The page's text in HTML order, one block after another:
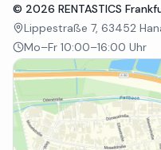
© 2026 RENTASTICS
Lippestraße 7, 63452
Mo–Fr 10:00–16:00 Uhr